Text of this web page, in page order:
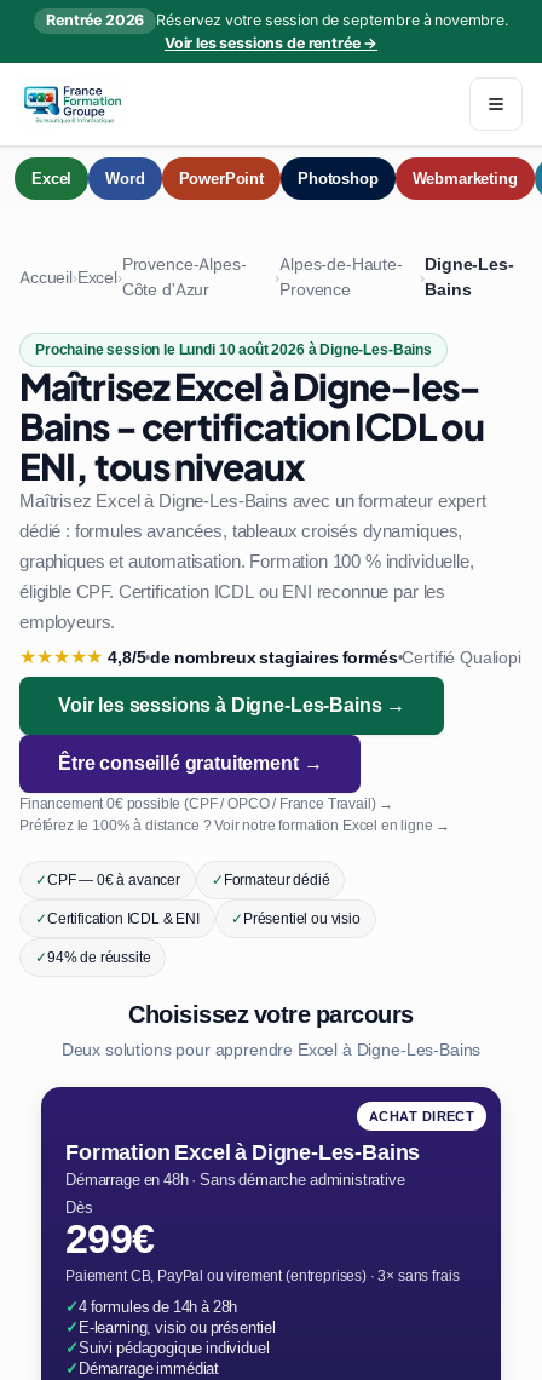
Rentrée 2026
Réservez votre session de septembre à novembre.
Voir les sessions de rentrée →
Excel Word PowerPoint Photoshop Webmarketing
Accueil›Excel›
Provence-Alpes-
Côte d'Azur
›
Alpes-de-Haute-
Provence
›
Digne-Les-
Bains
Prochaine session le Lundi 10 août 2026 à Digne-Les-Bains
Maîtrisez Excel à Digne-les-
Bains - certification ICDL ou
ENI, tous niveaux
Maîtrisez Excel à Digne-Les-Bains avec un formateur expert
dédié : formules avancées, tableaux croisés dynamiques,
graphiques et automatisation. Formation 100 % individuelle,
éligible CPF. Certification ICDL ou ENI reconnue par les
employeurs.
★★★★★ 4,8/5•de nombreux stagiaires formés•Certifié Qualiopi
Voir les sessions à Digne-Les-Bains →
Être conseillé gratuitement →
Financement 0€ possible (CPF / OPCO / France Travail) →
Préférez le 100% à distance ? Voir notre formation Excel en ligne →
✓CPF — 0€ à avancer ✓Formateur dédié
✓Certification ICDL & ENI ✓Présentiel ou visio
✓94% de réussite
Choisissez votre parcours
Deux solutions pour apprendre Excel à Digne-Les-Bains
ACHAT DIRECT
Formation Excel à Digne-Les-Bains
Démarrage en 48h · Sans démarche administrative
Dès
299€
Paiement CB, PayPal ou virement (entreprises) · 3× sans frais
✓4 formules de 14h à 28h
✓E-learning, visio ou présentiel
✓Suivi pédagogique individuel
✓Démarrage immédiat